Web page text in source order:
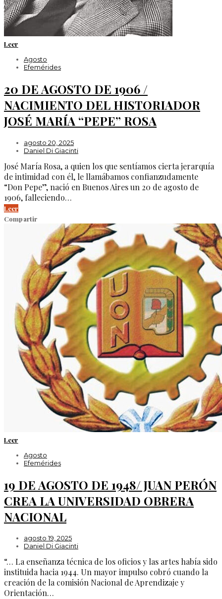
Leer
Agosto
Efemérides
20 DE AGOSTO DE 1906 /
NACIMIENTO DEL HISTORIADOR
JOSÉ MARÍA “PEPE” ROSA
agosto 20, 2025
Daniel Di Giacinti
José María Rosa, a quien los que sentíamos cierta jerarquía
de intimidad con él, le llamábamos confianzudamente
“Don Pepe”, nació en Buenos Aires un 20 de agosto de
1906, falleciendo…
Leer
Compartir
Leer
Agosto
Efemérides
19 DE AGOSTO DE 1948/ JUAN PERÓN
CREA LA UNIVERSIDAD OBRERA
NACIONAL
agosto 19, 2025
Daniel Di Giacinti
“… La enseñanza técnica de los oficios y las artes había sido
instituida hacia 1944. Un mayor impulso cobró cuando la
creación de la comisión Nacional de Aprendizaje y
Orientación…